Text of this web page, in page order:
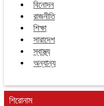
বিনোদন
রাজনীতি
শিক্ষা
সারাদেশ
স্বাস্থ্য
অন্যান্য
শিরোনাম